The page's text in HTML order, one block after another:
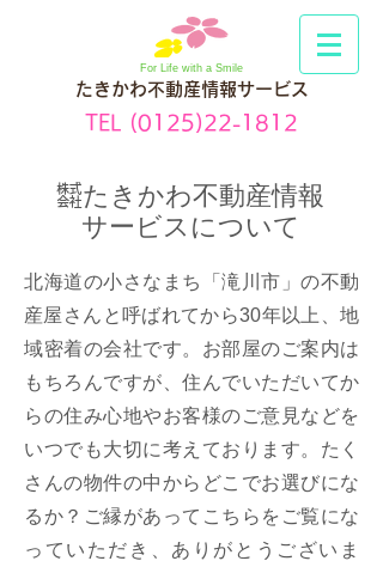
For Life with a Smile
たきかわ不動産情報サービス
TEL (0125)22-1812
㍿たきかわ不動産情報
サービスについて
北海道の小さなまち「滝川市」の不動
産屋さんと呼ばれてから30年以上、地
域密着の会社です。お部屋のご案内は
もちろんですが、住んでいただいてか
らの住み心地やお客様のご意見などを
いつでも大切に考えております。たく
さんの物件の中からどこでお選びにな
るか？ご縁があってこちらをご覧にな
っていただき、ありがとうございま